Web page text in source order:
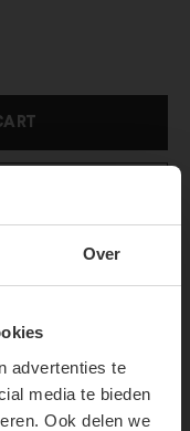
Over
advertenties te
media te bieden
Ook delen we
or exclusive